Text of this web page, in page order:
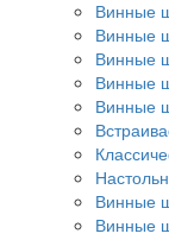
Винные
Винные
Винные
Винные
Винные
Винные
Винные